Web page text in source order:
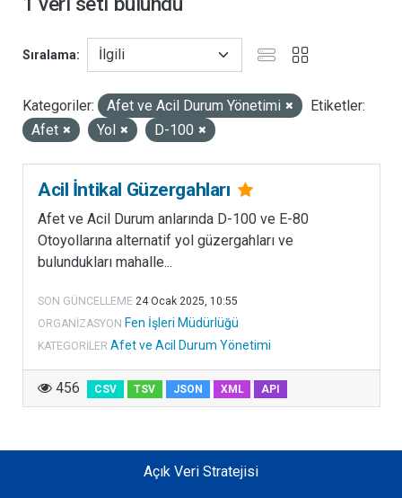
ETIKETLER
LISANSLAR
Sıralama
Kategoriler: Afet ve Acil Durum Yönetimi
Etiketler:
Afet
Yol D-100
Acil İntikal Güzergahları
Afet ve Acil Durum anlarında D-100 ve E-80
Otoyollarına alternatif yol güzergahları ve
bulundukları mahalle...
SON GÜNCELLEME 24 Ocak 2025, 10:55
ORGANIZASYON Fen İşleri Müdürlüğü
KATEGORILER Afet ve Acil Durum Yönetimi
456 CSV TSV JSON XML API
Açık Veri Stratejisi